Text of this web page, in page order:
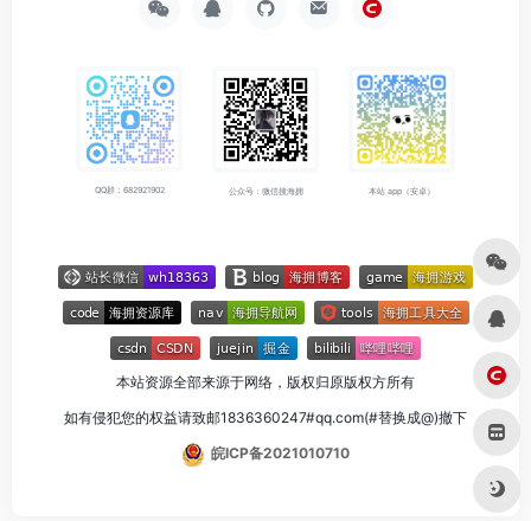
QQ群：682921902 公众号：微信搜海拥 本站 app（安卓）
本站资源全部来源于网络，版权归原版权方所有
如有侵犯您的权益请致邮1836360247#qq.com(#替换成@)撤下
皖ICP备2021010710